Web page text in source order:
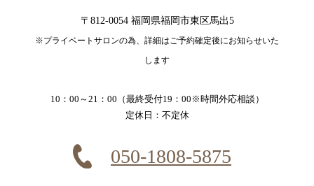
〒812-0054 福岡県福岡市東区馬出5
※プライベートサロンの為、詳細はご予約確定後にお知らせいた
します
10：00～21：00（最終受付19：00※時間外応相談）
定休日：不定休
050-1808-5875